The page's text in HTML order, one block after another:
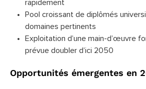
rapidement
Pool croissant de diplômés
domaines pertinents
Exploitation d’une main-d’œuvre
prévue doubler d’ici 2050
Opportunités émergentes en